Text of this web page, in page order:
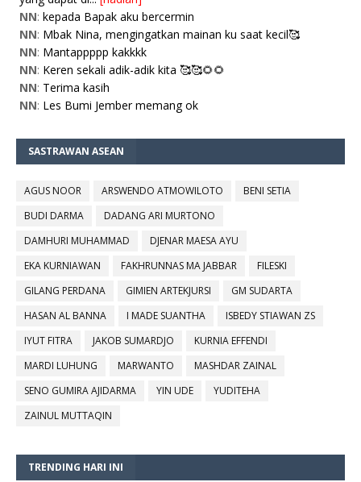
NN: kepada Bapak aku bercermin
NN: Mbak Nina, mengingatkan mainan ku saat kecil🥰
NN: Mantappppp kakkkk
NN: Keren sekali adik-adik kita 🥰🥰🌻🌻
NN: Terima kasih
NN: Les Bumi Jember memang ok
SASTRAWAN ASEAN
AGUS NOOR ARSWENDO ATMOWILOTO
BENI SETIA
BUDI DARMA
DADANG ARI MURTONO
DAMHURI MUHAMMAD
DJENAR MAESA AYU
EKA KURNIAWAN
FAKHRUNNAS MA JABBAR
FILESKI
GILANG PERDANA
GIMIEN ARTEKJURSI
GM SUDARTA
HASAN AL BANNA
I MADE SUANTHA
ISBEDY STIAWAN ZS
IYUT FITRA
JAKOB SUMARDJO
KURNIA EFFENDI
MARDI LUHUNG
MARWANTO
MASHDAR ZAINAL
SENO GUMIRA AJIDARMA
YIN UDE
YUDITEHA
ZAINUL MUTTAQIN
TRENDING HARI INI